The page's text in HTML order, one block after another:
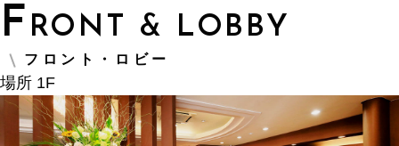
F RONT & LOBBY
フロント・ロビー
場所 1F